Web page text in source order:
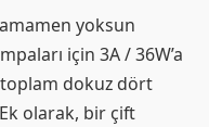
yoksun
için 3A / 36W’a
dokuz dört
olarak, bir çift